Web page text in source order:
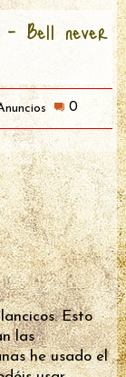
– Bell never
0
Esto
las
he usado el